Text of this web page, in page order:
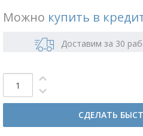
Можно купить в
Доставим за 30
СДЕЛАТЬ